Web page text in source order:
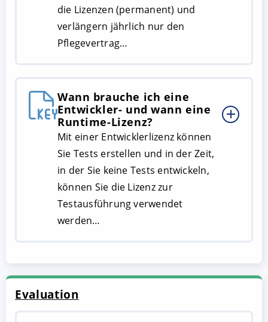
die Lizenzen (permanent) und
verlängern jährlich nur den
Pflegevertrag…
Wann brauche ich eine
Entwickler- und wann eine
Runtime-Lizenz?
Mit einer Entwicklerlizenz können
Sie Tests erstellen und in der Zeit,
in der Sie keine Tests entwickeln,
können Sie die Lizenz zur
Testausführung verwendet
werden…
Evaluation